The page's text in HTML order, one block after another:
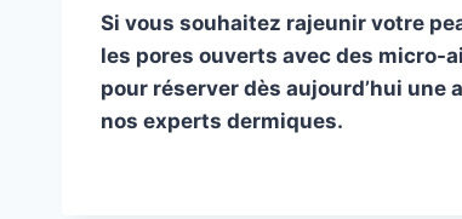
Si vous souhaitez rajeunir votre
les pores ouverts avec des micro-
pour réserver dès aujourd’hui
nos experts dermiques.